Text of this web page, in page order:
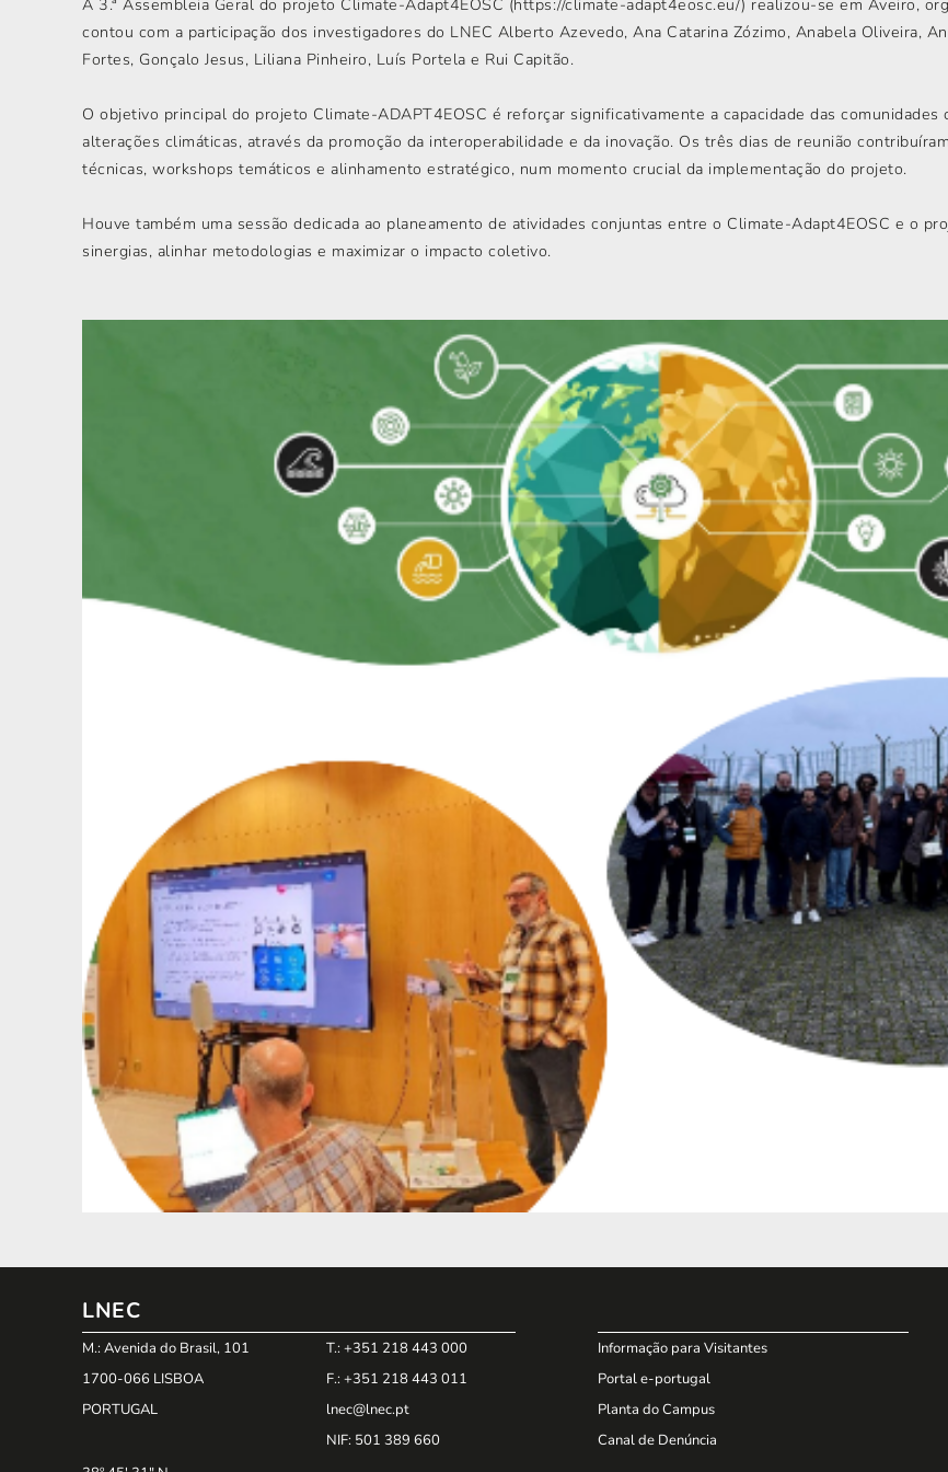
A 3.ª Assembleia Geral do projeto Climate-Adapt4EOSC (https://climate-adapt4eosc.eu/) realizou-se em Aveiro,
contou com a participação dos investigadores do LNEC Alberto Azevedo, Ana Catarina Zózimo, Anabela Oliveira,
Fortes, Gonçalo Jesus, Liliana Pinheiro, Luís Portela e Rui Capitão.
O objetivo principal do projeto Climate-ADAPT4EOSC é reforçar significativamente a capacidade das
alterações climáticas, através da promoção da interoperabilidade e da inovação. Os três dias de reunião
técnicas, workshops temáticos e alinhamento estratégico, num momento crucial da implementação do projeto.
Houve também uma sessão dedicada ao planeamento de atividades conjuntas entre o Climate-Adapt4EOSC e o
sinergias, alinhar metodologias e maximizar o impacto coletivo.
LNEC
M.: Avenida do Brasil, 101
1700-066 LISBOA
PORTUGAL
T.: +351 218 443 000
F.: +351 218 443 011
lnec@lnec.pt
NIF: 501 389 660
Informação para Visitantes
Portal e-portugal
Planta do Campus
Canal de Denúncia